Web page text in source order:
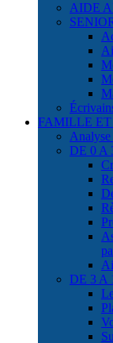
AIDE
FAMILLE ET
Analyse
DE 0 A
DE 3 A